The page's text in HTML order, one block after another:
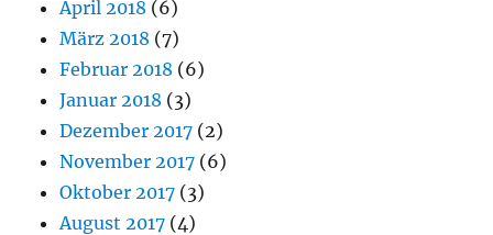
April 2018 (6)
März 2018 (7)
Februar 2018 (6)
Januar 2018 (3)
Dezember 2017 (2)
November 2017 (6)
Oktober 2017 (3)
August 2017 (4)